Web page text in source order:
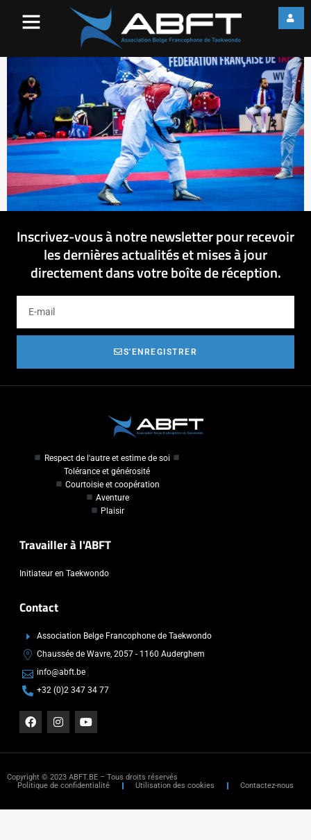
Inscrivez-vous à notre newsletter pour recevoir
les dernières actualités et mises à jour
directement dans votre boîte de réception.
S'ENREGISTRER
Respect de l'autre et estime de soi
Tolérance et générosité
Courtoisie et coopération
Aventure
Plaisir
Travailler à l'ABFT
Initiateur en Taekwondo
Contact
Association Belge Francophone de Taekwondo
Chaussée de Wavre, 2057 - 1160 Auderghem
info@abft.be
+32 (0)2 347 34 77
Copyright © 2023 ABFT.BE – Tous droits réservés
Politique de confidentialité
Utilisation des cookies Contactez-nous